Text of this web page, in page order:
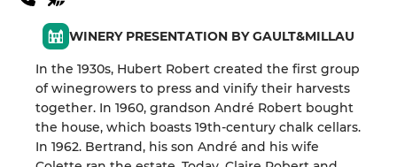
WINERY PRESENTATION BY GAULT&MILLAU
In the 1930s, Hubert Robert created the first group
of winegrowers to press and vinify their harvests
together. In 1960, grandson André Robert bought
the house, which boasts 19th-century chalk cellars.
In 1962. Bertrand, his son André and his wife